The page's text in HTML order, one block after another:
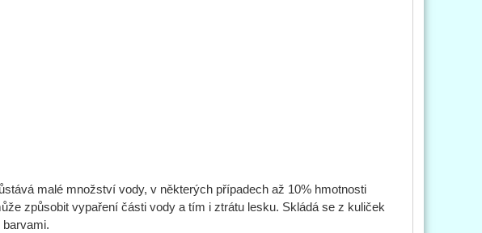
malé množství vody, v některých případech až 10% hmotnosti
způsobit vypaření části vody a tím i ztrátu lesku. Skládá se z kuliček